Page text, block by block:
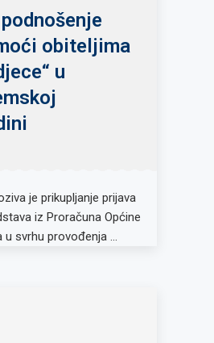
obiteljima
u
je prikupljanje prijava
iz Proračuna Općine
u svrhu provođenja …